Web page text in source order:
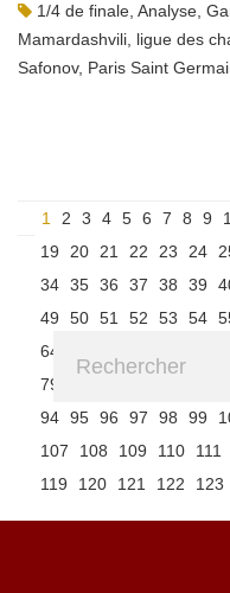
1/4 de finale Analyse
Mamardashvili ligue des
Safonov, Paris Saint
1 2 3 4 5 6 7 8 9
19
20 21 22 23 24
34 35 36 37 38 39
49
50 51 52 53 54
64
79
94 95 96 97 98 99
107
108 109 110 111
119
120 121 122 123